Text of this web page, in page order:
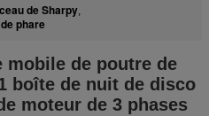
de Sharpy,
phare
mobile de poutre de
boîte de nuit de disco
moteur de 3 phases